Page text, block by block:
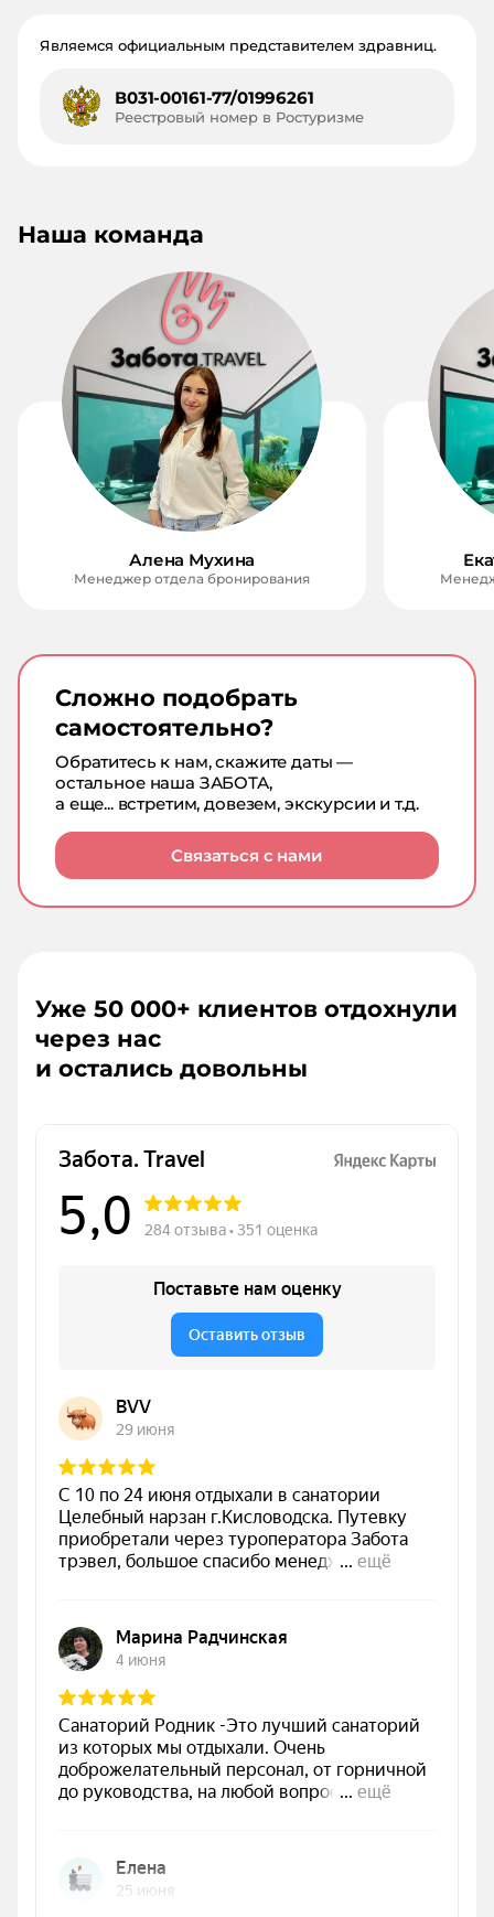
Являемся официальным представителем здравниц.
В031-00161-77/01996261
Реестровый номер в Ростуризме
Наша команда
Алена Мухина
Менеджер отдела бронирования
Сложно подобрать
самостоятельно?
Обратитесь к нам, скажите даты —
остальное наша ЗАБОТА,
а еще... встретим, довезем, экскурсии и т.д.
Связаться с нами
Уже 50 000+ клиентов отдохнули
через нас
и остались довольны